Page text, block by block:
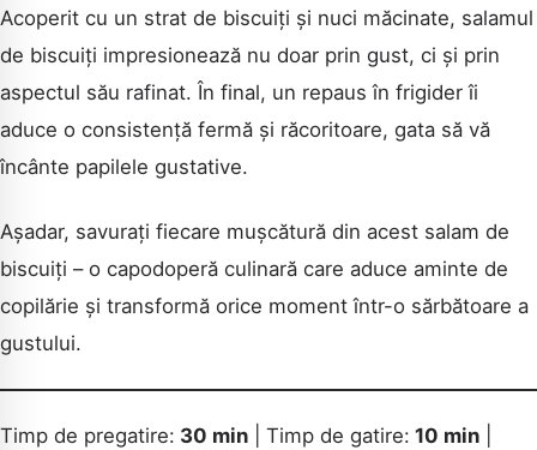
Acoperit cu un strat de biscuiți și nuci măcinate, salamul
de biscuiți impresionează nu doar prin gust, ci și prin
aspectul său rafinat. În final, un repaus în frigider îi
aduce o consistență fermă și răcoritoare, gata să vă
încânte papilele gustative.
Așadar, savurați fiecare mușcătură din acest salam de
biscuiți – o capodoperă culinară care aduce aminte de
copilărie și transformă orice moment într-o sărbătoare a
gustului.
Timp de pregatire: 30 min | Timp de gatire: 10 min